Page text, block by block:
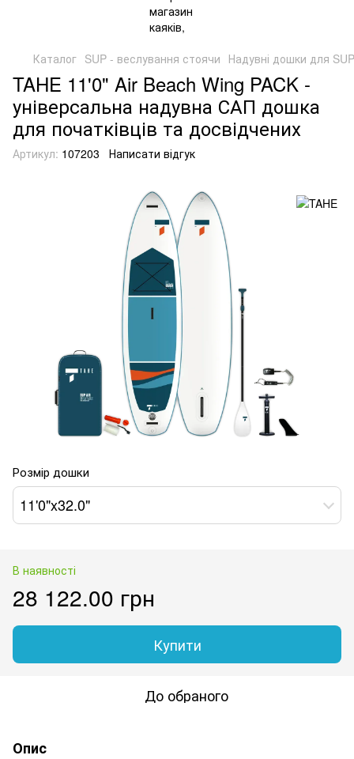
Каталог SUP - веслування стоячи Надувні дошки для SUP
TAHE 11'0" Air Beach Wing PACK -
універсальна надувна САП дошка
для початківців та досвідчених
Артикул: 107203 Написати відгук
Розмір дошки
11'0"x32.0"
В наявності
28 122.00 грн
Купити
До обраного
Опис